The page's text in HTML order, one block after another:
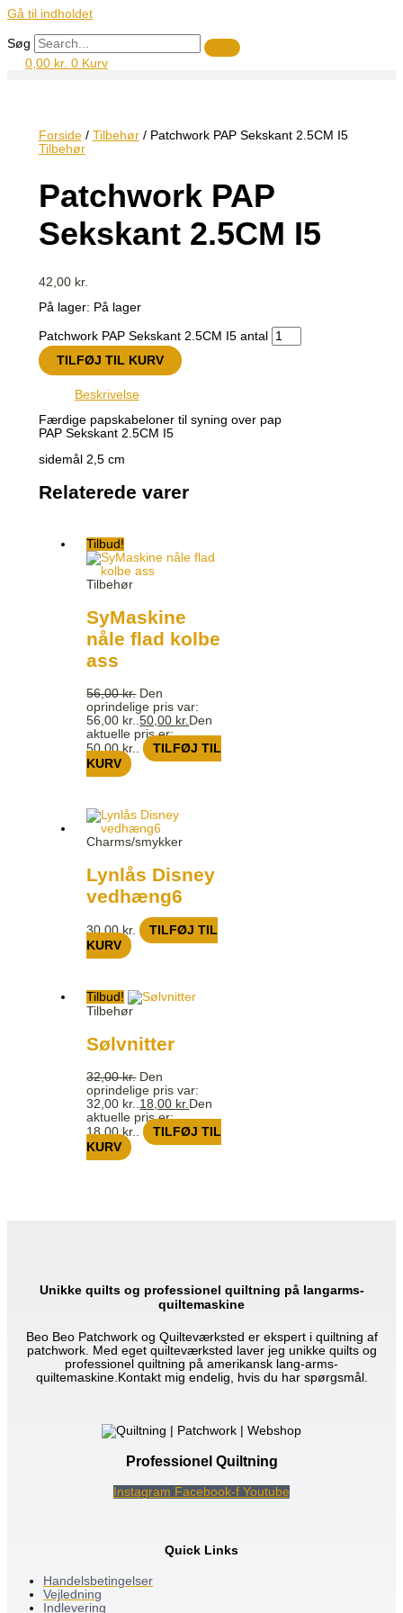
Gå til indholdet
Søg
0,00 kr. 0 Kurv
Forside/ Tilbehør/ Patchwork PAP Sekskant 2.5CM I5
Tilbehør
Patchwork PAP
Sekskant 2.5CM I5
42,00 kr.
På lager: På lager
Patchwork PAP Sekskant 2.5CM I5 antal
TILFØJ TIL KURV
Beskrivelse
Færdige papskabeloner til syning over pap
PAP Sekskant 2.5CM I5
sidemål 2,5 cm
Relaterede varer
Tilbud!
Tilbehør
SyMaskine
nåle flad kolbe
ass
56,00kr. Den
oprindelige pris var:
56,00 kr..50,00 kr. Den
aktuelle pris er:
50,00 kr..
TILFØJ TIL
KURV
Charms/smykker
Lynlås Disney
vedhæng6
30,00kr.
TILFØJ TIL
KURV
Tilbud!
Tilbehør
Sølvnitter
32,00kr. Den
oprindelige pris var:
32,00 kr.. 18,00 kr. Den
aktuelle pris er:
18,00 kr..
TILFØJ TIL
KURV
Unikke quilts og professionel quiltning på langarms-
quiltemaskine
Beo Beo Patchwork og Quilteværksted er ekspert i quiltning af
patchwork. Med eget quilteværksted laver jeg unikke quilts og
professionel quiltning på amerikansk lang-arms-
quiltemaskine.Kontakt mig endelig, hvis du har spørgsmål.
Professionel Quiltning
Instagram Facebook-f Youtube
Quick Links
Handelsbetingelser
Vejledning
Indlevering